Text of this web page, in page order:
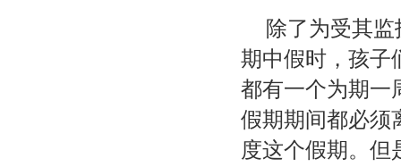
除了为受其
期中假时，孩子
都有一个为期一
假期期间都必须
度这个假期。但